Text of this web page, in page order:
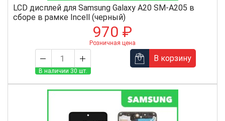
LCD дисплей для Samsung Galaxy A20 SM-A205 в
сборе в рамке Incell (черный)
970 ₽
Розничная цена
В наличии 30 шт.
В корзину